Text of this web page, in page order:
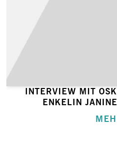
INTERVIEW MIT
ENKELIN